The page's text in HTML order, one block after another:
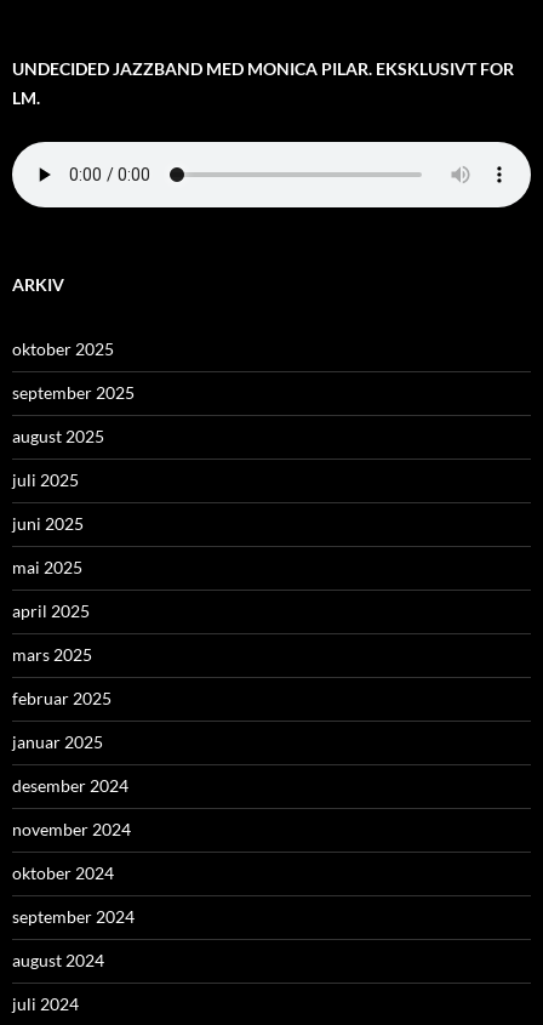
UNDECIDED JAZZBAND MED MONICA PILAR. EKSKLUSIVT FOR
LM.
ARKIV
oktober 2025
september 2025
august 2025
juli 2025
juni 2025
mai 2025
april 2025
mars 2025
februar 2025
januar 2025
desember 2024
november 2024
oktober 2024
september 2024
august 2024
juli 2024